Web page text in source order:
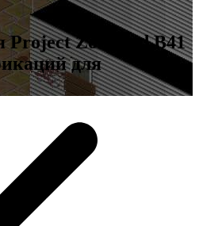
Zomboid B41
для